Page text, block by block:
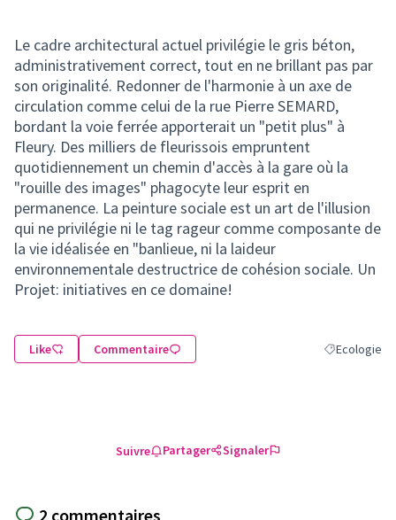
Le cadre architectural actuel privilégie le gris béton,
administrativement correct, tout en ne brillant pas par
son originalité. Redonner de l'harmonie à un axe de
circulation comme celui de la rue Pierre SEMARD,
bordant la voie ferrée apporterait un "petit plus" à
Fleury. Des milliers de fleurissois empruntent
quotidiennement un chemin d'accès à la gare où la
"rouille des images" phagocyte leur esprit en
permanence. La peinture sociale est un art de l'illusion
qui ne privilégie ni le tag rageur comme composante de
la vie idéalisée en "banlieue, ni la laideur
environnementale destructrice de cohésion sociale. Un
Projet: initiatives en ce domaine!
Like Commentaire Filtrer les
Ecologie
Suivre Partager Signaler
2 commentaires